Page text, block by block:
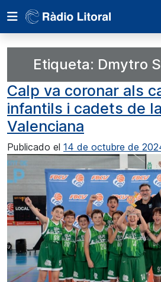
Etiqueta: Dmytro
Calp va coronar als
infantils i cadets de
Valenciana
Publicado el 14 de octubre de